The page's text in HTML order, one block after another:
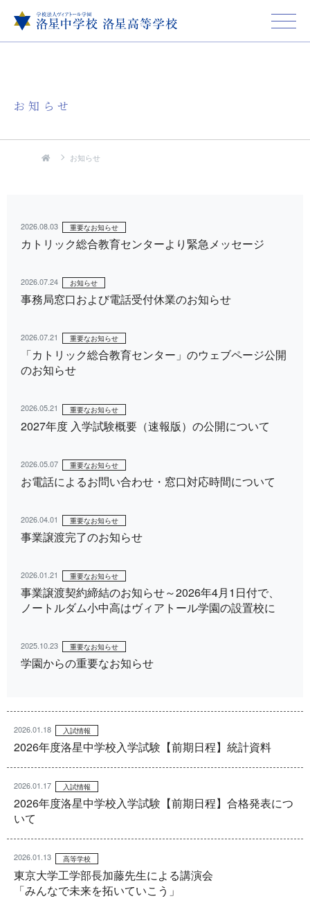
お知らせ
お知らせ
2026.08.03 重要なお知らせ
カトリック総合教育センターより緊急メッセージ
2026.07.24 お知らせ
事務局窓口および電話受付休業のお知らせ
2026.07.21 重要なお知らせ
「カトリック総合教育センター」のウェブページ公開
のお知らせ
2026.05.21 重要なお知らせ
2027年度 入学試験概要（速報版）の公開について
2026.05.07 重要なお知らせ
お電話によるお問い合わせ・窓口対応時間について
2026.04.01 重要なお知らせ
事業譲渡完了のお知らせ
2026.01.21 重要なお知らせ
事業譲渡契約締結のお知らせ～2026年4月1日付で、
ノートルダム小中高はヴィアトール学園の設置校に
2025.10.23 重要なお知らせ
学園からの重要なお知らせ
2026.01.18 入試情報
2026年度洛星中学校入学試験【前期日程】統計資料
2026.01.17 入試情報
2026年度洛星中学校入学試験【前期日程】合格発表につ
いて
2026.01.13 高等学校
東京大学工学部長加藤先生による講演会
「みんなで未来を拓いていこう」